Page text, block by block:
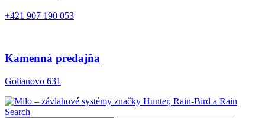
+421 907 190 053
Kamenná predajňa
Golianovo 631
Search